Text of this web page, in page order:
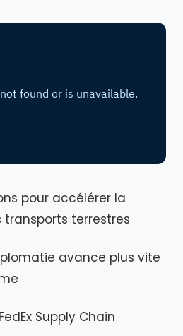
pour accélérer la
terrestres
avance plus vite
Supply Chain